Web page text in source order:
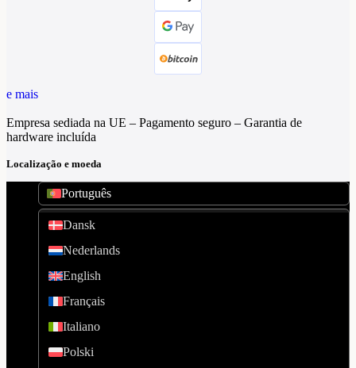
e mais
Empresa sediada na UE – Pagamento seguro – Garantia de
hardware incluída
Localização e moeda
Português
Dansk
Nederlands
English
Français
Italiano
Polski